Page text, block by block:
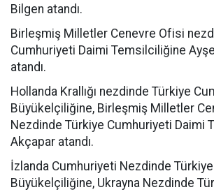
Bilgen atandı.
Birleşmiş Milletler Cenevre Ofisi
Cumhuriyeti Daimi Temsilciliğine
atandı.
Hollanda Krallığı nezdinde Türkiye
Büyükelçiliğine, Birleşmiş Milletler
Nezdinde Türkiye Cumhuriyeti Daimi
Akçapar atandı.
İzlanda Cumhuriyeti Nezdinde
Büyükelçiliğine, Ukrayna Nezdinde